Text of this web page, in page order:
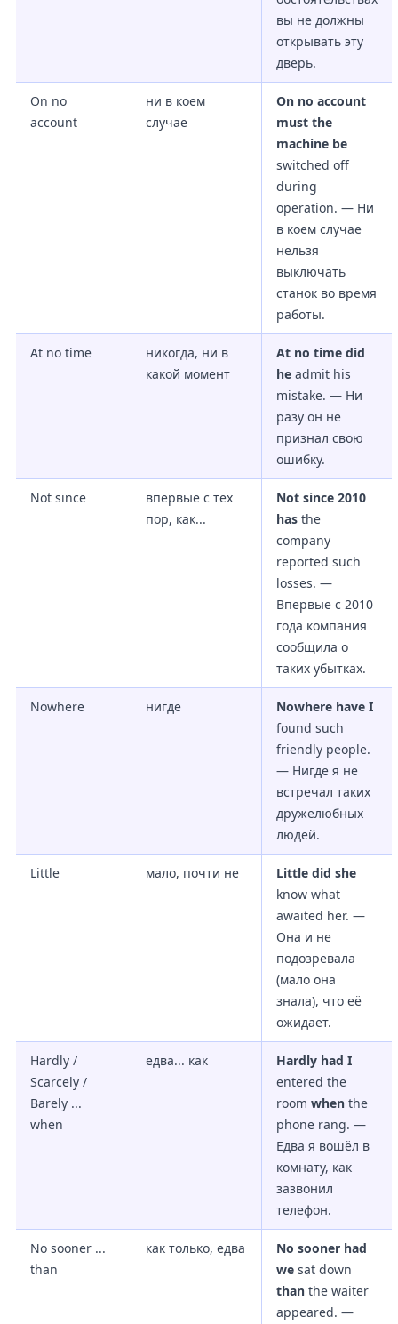
вы не должны
открывать эту
дверь.
On no
account
ни в коем
случае
On no account
must the
machine be
switched off
during
operation. — Ни
в коем случае
нельзя
выключать
станок во время
работы.
At no time
никогда, ни в
какой момент
At no time did
he admit his
mistake. — Ни
разу он не
признал свою
ошибку.
Not since
впервые с тех
пор, как...
Not since 2010
has the
company
reported such
losses. —
Впервые с 2010
года компания
сообщила о
таких убытках.
Nowhere нигде
Nowhere have I
found such
friendly people.
— Нигде я не
встречал таких
дружелюбных
людей.
Little мало, почти не
Little did she
know what
awaited her. —
Она и не
подозревала
(мало она
знала), что её
ожидает.
Hardly /
Scarcely /
Barely ...
when
едва... как
Hardly had I
entered the
room when the
phone rang. —
Едва я вошёл в
комнату, как
зазвонил
телефон.
No sooner ...
than
как только, едва
No sooner had
we sat down
than the waiter
appeared. —